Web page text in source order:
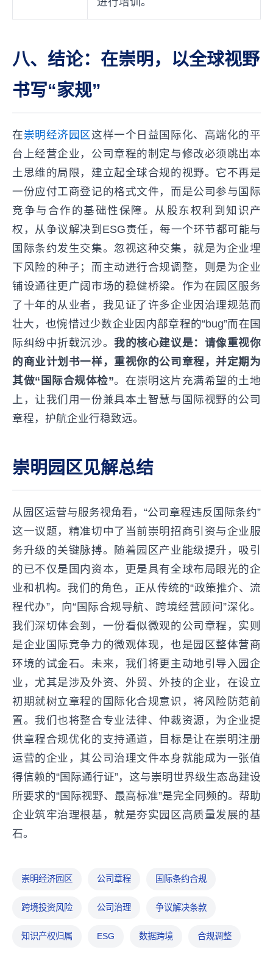
八、结论：在崇明，以全球视野
书写“家规”
在崇明经济园区这样一个日益国际化、高端化的平
台上经营企业，公司章程的制定与修改必须跳出本
土思维的局限，建立起全球合规的视野。它不再是
一份应付工商登记的格式文件，而是公司参与国际
竞争与合作的基础性保障。从股东权利到知识产
权，从争议解决到ESG责任，每一个环节都可能与
国际条约发生交集。忽视这种交集，就是为企业埋
下风险的种子；而主动进行合规调整，则是为企业
铺设通往更广阔市场的稳健桥梁。作为在园区服务
了十年的从业者，我见证了许多企业因治理规范而
壮大，也惋惜过少数企业因内部章程的“bug”而在国
际纠纷中折戟沉沙。我的核心建议是：请像重视你
的商业计划书一样，重视你的公司章程，并定期为
其做“国际合规体检”。在崇明这片充满希望的土地
上，让我们用一份兼具本土智慧与国际视野的公司
章程，护航企业行稳致远。
崇明园区见解总结
从园区运营与服务视角看，“公司章程违反国际条约”
这一议题，精准切中了当前崇明招商引资与企业服
务升级的关键脉搏。随着园区产业能级提升，吸引
的已不仅是国内资本，更是具有全球布局眼光的企
业和机构。我们的角色，正从传统的“政策推介、流
程代办”，向“国际合规导航、跨境经营顾问”深化。
我们深切体会到，一份看似微观的公司章程，实则
是企业国际竞争力的微观体现，也是园区整体营商
环境的试金石。未来，我们将更主动地引导入园企
业，尤其是涉及外资、外贸、外技的企业，在设立
初期就树立章程的国际化合规意识，将风险防范前
置。我们也将整合专业法律、仲裁资源，为企业提
供章程合规优化的支持通道，目标是让在崇明注册
运营的企业，其公司治理文件本身就能成为一张值
得信赖的“国际通行证”，这与崇明世界级生态岛建设
所要求的“国际视野、最高标准”是完全同频的。帮助
企业筑牢治理根基，就是夯实园区高质量发展的基
石。
崇明经济园区 公司章程 国际条约合规
跨境投资风险 公司治理 争议解决条款
知识产权归属 ESG 数据跨境 合规调整